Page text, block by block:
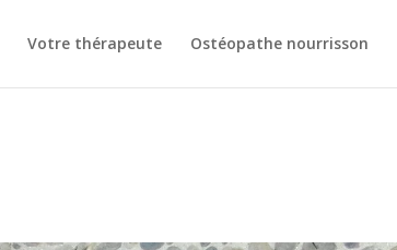
Votre thérapeute Ostéopathe nourrisson